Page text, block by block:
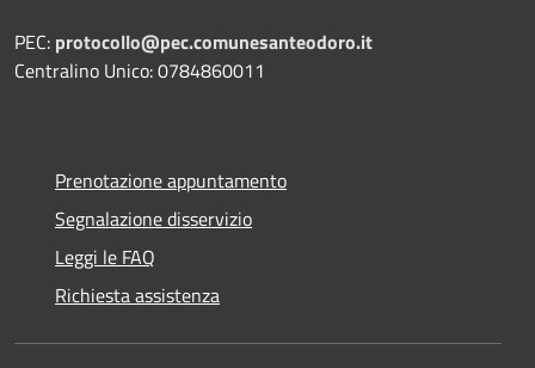
PEC: protocollo@pec.comunesanteodoro.it
Centralino Unico: 0784860011
Prenotazione appuntamento
Segnalazione disservizio
Leggi le FAQ
Richiesta assistenza